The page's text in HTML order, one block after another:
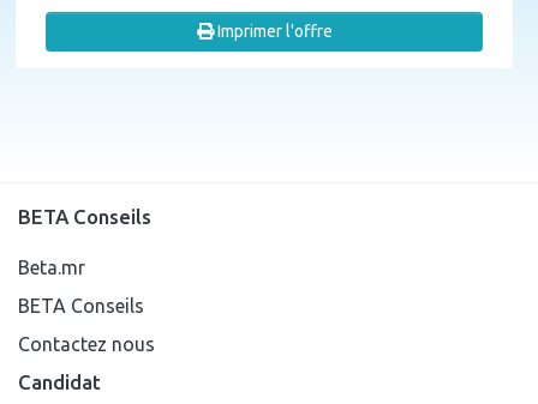
Imprimer l'offre
BETA Conseils
Beta.mr
BETA Conseils
Contactez nous
Candidat